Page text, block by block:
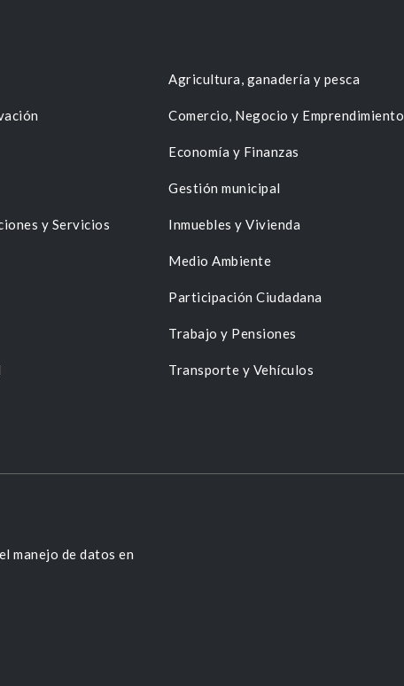
Agricultura, ganadería y pesca
Comercio, Negocio y Emprendimiento
Economía y Finanzas
Gestión municipal
y Servicios
Inmuebles y Vivienda
Medio Ambiente
Participación Ciudadana
Trabajo y Pensiones
Transporte y Vehículos
manejo de datos en